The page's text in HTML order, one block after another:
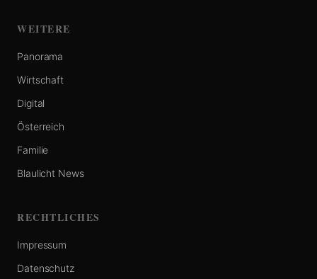
WEITERE
Panorama
Wirtschaft
Digital
Österreich
Familie
Blaulicht News
RECHTLICHES
Impressum
Datenschutz